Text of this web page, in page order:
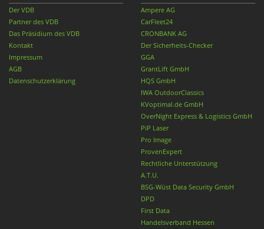
Der VDB
Partner des VDB
Das Präsidium des VDB
Kontakt
Impressum
AGB
Datenschutzerklärung
Ampere AG
CarFleet24
CRONBANK AG
Der Sicherheits-Checker
GGA
GrantLift GmbH
HQS GmbH
IWA OutdoorClassics
KVoptimal.de GmbH
OverNight Express & Logistics GmbH
PiP Laser
Pro Image
ProvenExpert
Rechtliche Unterstützung
A.T.U.
BSG-Wüst Data Security GmbH
DPD
First Data
Handelsverband Hessen